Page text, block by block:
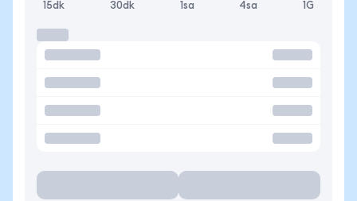
15dk 30dk 1sa 4sa 1G